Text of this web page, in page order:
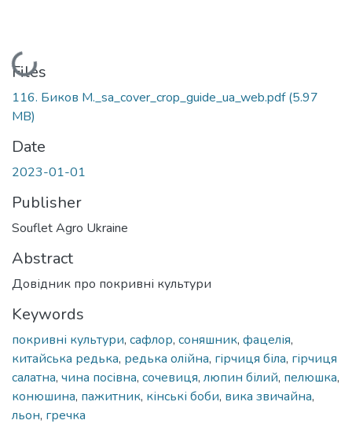
Loading...
Files
116. Биков М._sa_cover_crop_guide_ua_web.pdf(5.97
MB)
Date
2023-01-01
Publisher
Souflet Agro Ukraine
Abstract
Довідник про покривні культури
Keywords
покривні культури, сафлор, соняшник, фацелія,
китайська редька, редька олійна, гірчиця біла, гірчиця
салатна, чина посівна, сочевиця, люпин білий, пелюшка,
конюшина, пажитник, кінські боби, вика звичайна,
льон, гречка